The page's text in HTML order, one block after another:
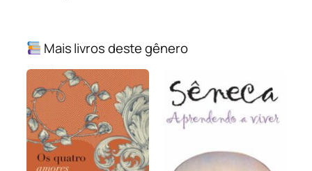
Mais livros deste gênero